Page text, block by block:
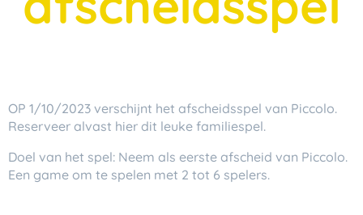
OP 1/10/2023 verschijnt het afscheidsspel van Piccolo.
Reserveer alvast hier dit leuke familiespel.
Doel van het spel: Neem als eerste afscheid van Piccolo.
Een game om te spelen met 2 tot 6 spelers.